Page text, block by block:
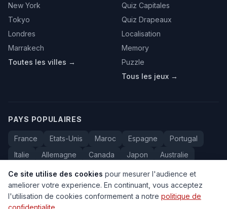
New York
Tokyo
Londres
Marrakech
Toutes les villes →
Quiz Capitales
Quiz Drapeaux
Localisation
Memory
Puzzle
Tous les jeux →
PAYS POPULAIRES
France Etats-Unis Maroc Espagne
Portugal
Italie
Allemagne Canada Japon
Australie
Bresil
Algerie Tunisie Belgique Drapeaux
Ce site utilise des cookies pour mesurer l'audience et
ameliorer votre experience. En continuant, vous acceptez
l'utilisation de cookies conformement a notre politique de
confidentialite